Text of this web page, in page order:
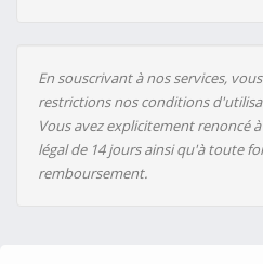
En souscrivant à nos services,
restrictions nos conditions
Vous avez explicitement renoncé
légal de 14 jours ainsi qu'à toute
remboursement.